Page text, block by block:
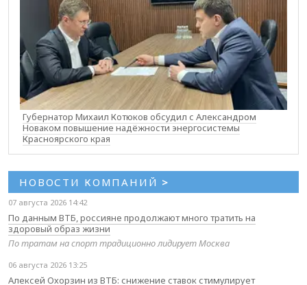
Губернатор Михаил Котюков обсудил с Александром
Новаком повышение надёжности энергосистемы
Красноярского края
НОВОСТИ КОМПАНИЙ >
07 августа 2026 14:42
По данным ВТБ, россияне продолжают много тратить на
здоровый образ жизни
По тратам на спорт традиционно лидирует Москва
06 августа 2026 13:25
Алексей Охорзин из ВТБ: снижение ставок стимулирует